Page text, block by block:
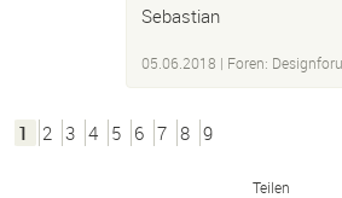
Sebastian
05.06.2018 | Foren:
1 2 3 4 5 6 7 8 9
Teilen